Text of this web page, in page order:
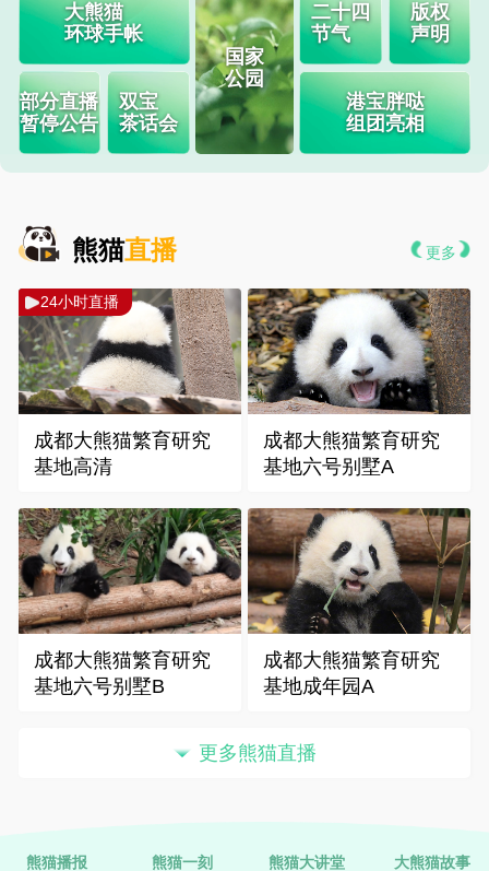
大熊猫
环球手帐
部分直播
暂停公告
双宝
茶话会
国家
公园
二十四
节气
版权
声明
港宝胖哒
组团亮相
熊猫直播 更多
24小时直播
成都大熊猫繁育研究
基地高清
成都大熊猫繁育研究
基地六号别墅A
成都大熊猫繁育研究
基地六号别墅B
成都大熊猫繁育研究
基地成年园A
更多熊猫直播
熊猫播报 熊猫一刻 熊猫大讲堂 大熊猫故事